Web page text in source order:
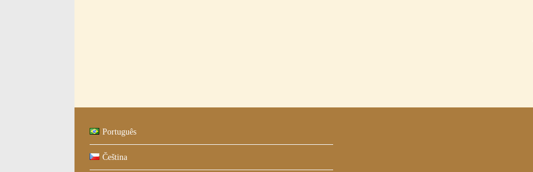
Português
Čeština